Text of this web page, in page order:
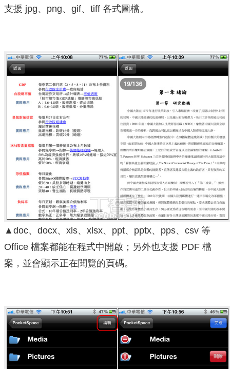
支援 jpg、png、gif、tiff 各式圖檔。
▲doc、docx、xls、xlsx、ppt、pptx、pps、csv 等
Office 檔案都能在程式中開啟；另外也支援 PDF 檔
案，並會顯示正在閱覽的頁碼。